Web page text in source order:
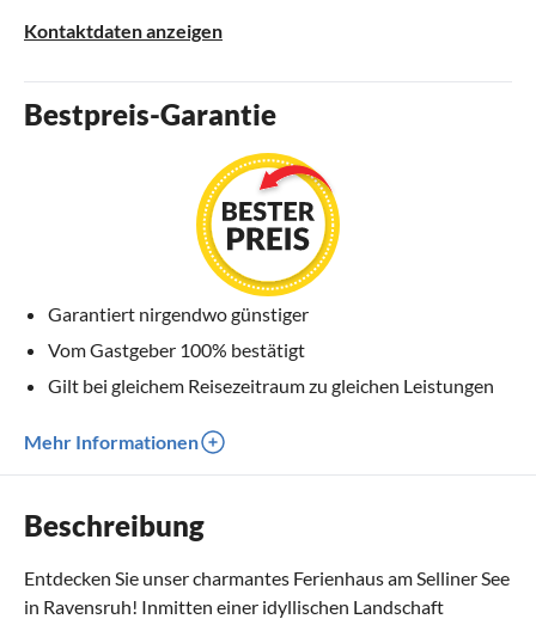
Kontaktdaten anzeigen
Bestpreis-Garantie
Garantiert nirgendwo günstiger
Vom Gastgeber 100% bestätigt
Gilt bei gleichem Reisezeitraum zu gleichen Leistungen
Mehr Informationen
Beschreibung
Entdecken Sie unser charmantes Ferienhaus am Selliner See
in Ravensruh! Inmitten einer idyllischen Landschaft